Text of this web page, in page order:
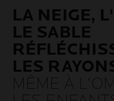
LA NEIGE,
LE SABLE
LES
MÊME À